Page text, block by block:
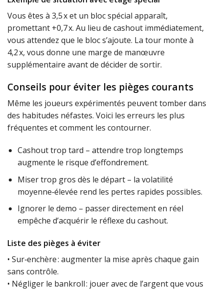
Vous êtes à 3,5 x et un bloc spécial apparaît,
promettant +0,7 x. Au lieu de cashout immédiatement,
vous attendez que le bloc s’ajoute. La tour monte à
4,2 x, vous donne une marge de manœuvre
supplémentaire avant de décider de sortir.
Conseils pour éviter les pièges courants
Même les joueurs expérimentés peuvent tomber dans
des habitudes néfastes. Voici les erreurs les plus
fréquentes et comment les contourner.
Cashout trop tard – attendre trop longtemps
augmente le risque d’effondrement.
Miser trop gros dès le départ – la volatilité
moyenne‑élevée rend les pertes rapides possibles.
Ignorer le demo – passer directement en réel
empêche d’acquérir le réflexe du cashout.
Liste des pièges à éviter
• Sur‑enchère : augmenter la mise après chaque gain
sans contrôle.
• Négliger le bankroll : jouer avec de l’argent que vous